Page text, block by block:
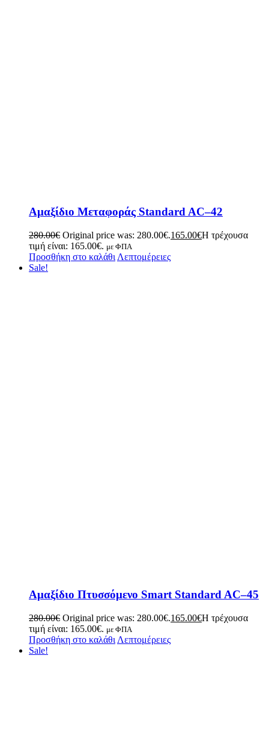
Αμαξίδιο Μεταφοράς Standard AC–42
280.00€ Original price was: 280.00€.165.00€Η τρέχουσα
τιμή είναι: 165.00€. με ΦΠΑ
Προσθήκη στο καλάθι Λεπτομέρειες
Sale!
Aμαξίδιο Πτυσσόμενο Smart Standard AC–45
280.00€ Original price was: 280.00€.165.00€Η τρέχουσα
τιμή είναι: 165.00€. με ΦΠΑ
Προσθήκη στο καλάθι Λεπτομέρειες
Sale!